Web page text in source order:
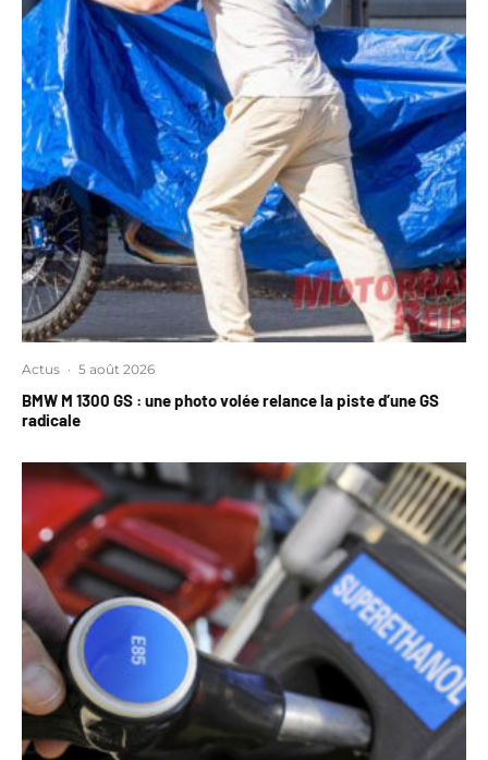
Actus · 5 août 2026
BMW M 1300 GS : une photo volée relance la piste d’une GS
radicale